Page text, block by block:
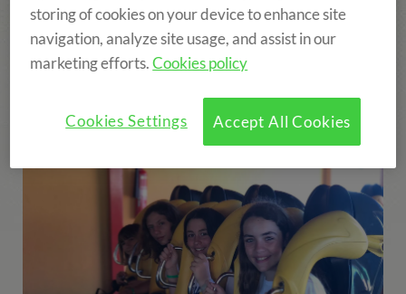
More fun!
storing of cookies on your device to enhance site
navigation, analyze site usage, and assist in our
marketing efforts.Cookies policy
Accept All Cookies
Cookies Settings